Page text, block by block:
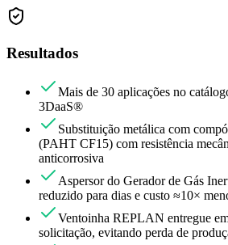
Resultados
Mais de 30 aplicações no
3DaaS®
Substituição metálica com
(PAHT CF15) com resistência
anticorrosiva
Aspersor do Gerador de Gás
reduzido para dias e custo ≈10×
Ventoinha REPLAN entregue
solicitação, evitando perda de